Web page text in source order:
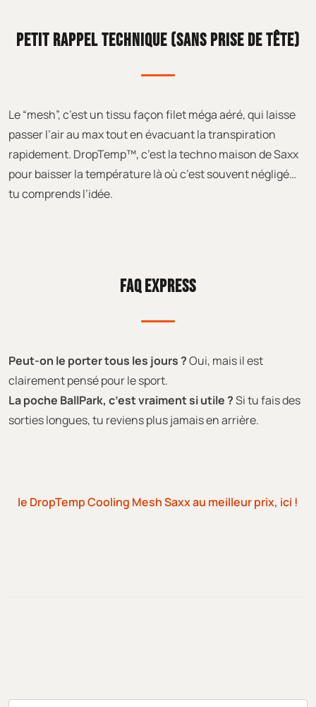
PETIT RAPPEL TECHNIQUE (SANS PRISE DE TÊTE)
Le “mesh”, c’est un tissu façon filet méga aéré, qui laisse
passer l’air au max tout en évacuant la transpiration
rapidement. DropTemp™, c’est la techno maison de Saxx
pour baisser la température là où c’est souvent négligé…
tu comprends l’idée.
FAQ EXPRESS
Peut-on le porter tous les jours ?Oui, mais il est
clairement pensé pour le sport.
La poche BallPark, c’est vraiment si utile ?Si tu fais des
sorties longues, tu reviens plus jamais en arrière.
le DropTemp Cooling Mesh Saxx au meilleur prix, ici !